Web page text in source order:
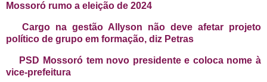
Mossoró rumo a eleição de 2024
Cargo na gestão Allyson não deve afetar projeto
político de grupo em formação, diz Petras
PSD Mossoró tem novo presidente e coloca nome à
vice-prefeitura